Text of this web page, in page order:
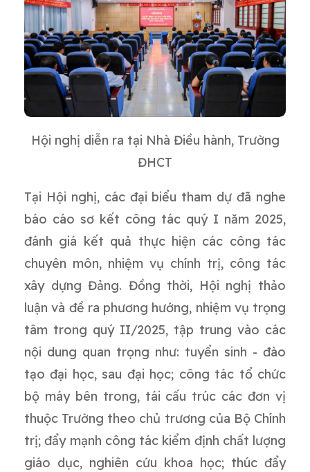
Hội nghị diễn ra tại Nhà Điều hành, Trường
ĐHCT
Tại Hội nghị, các đại biểu tham dự đã nghe
báo cáo sơ kết công tác quý I năm 2025,
đánh giá kết quả thực hiện các công tác
chuyên môn, nhiệm vụ chính trị, công tác
xây dựng Đảng. Đồng thời, Hội nghị thảo
luận và đề ra phương hướng, nhiệm vụ trọng
tâm trong quý II/2025, tập trung vào các
nội dung quan trọng như: tuyển sinh - đào
tạo đại học, sau đại học; công tác tổ chức
bộ máy bên trong, tái cấu trúc các đơn vị
thuộc Trường theo chủ trương của Bộ Chính
trị; đẩy mạnh công tác kiểm định chất lượng
giáo dục, nghiên cứu khoa học; thúc đẩy